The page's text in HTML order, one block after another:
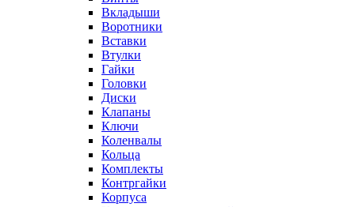
Вкладыши
Воротники
Вставки
Втулки
Гайки
Головки
Диски
Клапаны
Ключи
Коленвалы
Кольца
Комплекты
Контргайки
Корпуса